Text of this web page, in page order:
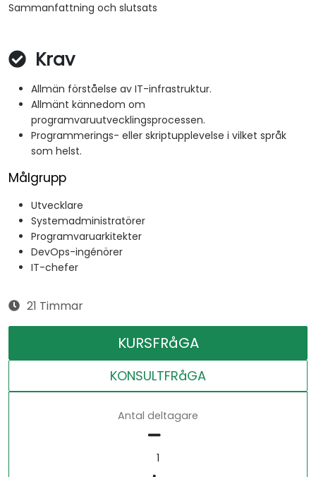
Sammanfattning och slutsats
Krav
Allmän förståelse av IT-infrastruktur.
Allmänt kännedom om
programvaruutvecklingsprocessen.
Programmerings- eller skriptupplevelse i vilket språk
som helst.
Målgrupp
Utvecklare
Systemadministratörer
Programvaruarkitekter
DevOps-ingénörer
IT-chefer
21 Timmar
KURSFRåGA
KONSULTFRåGA
Antal deltagare